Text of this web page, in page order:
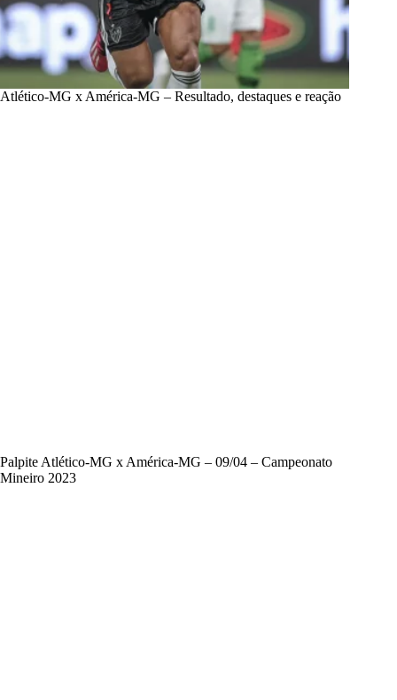
Atlético-MG x América-MG – Resultado, destaques e reação
Palpite Atlético-MG x América-MG – 09/04 – Campeonato
Mineiro 2023